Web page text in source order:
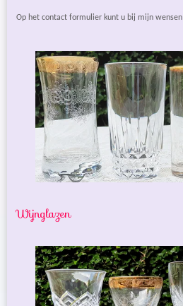
Op het contact formulier kunt u bij mijn wensen
Wijnglazen